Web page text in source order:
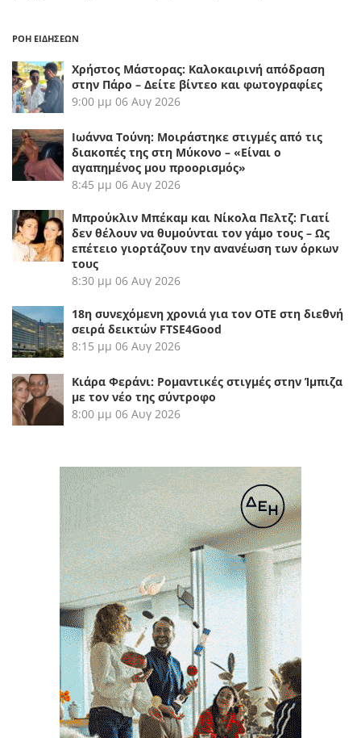
ΡΟΗ ΕΙΔΗΣΕΩΝ
Χρήστος Μάστορας: Καλοκαιρινή απόδραση
στην Πάρο – Δείτε βίντεο και φωτογραφίες
9:00 μμ 06 Αυγ 2026
Ιωάννα Τούνη: Μοιράστηκε στιγμές από τις
διακοπές της στη Μύκονο – «Είναι ο
αγαπημένος μου προορισμός»
8:45 μμ 06 Αυγ 2026
Μπρούκλιν Μπέκαμ και Νίκολα Πελτζ: Γιατί
δεν θέλουν να θυμούνται τον γάμο τους – Ως
επέτειο γιορτάζουν την ανανέωση των όρκων
τους
8:30 μμ 06 Αυγ 2026
18η συνεχόμενη χρονιά για τον ΟΤΕ στη διεθνή
σειρά δεικτών FTSE4Good
8:15 μμ 06 Αυγ 2026
Κιάρα Φεράνι: Ρομαντικές στιγμές στην Ίμπιζα
με τον νέο της σύντροφο
8:00 μμ 06 Αυγ 2026